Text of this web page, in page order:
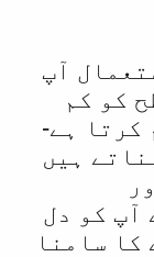
آپ
کو کم
کرتا ہے-
ہیں
آپ کو دل
کا سامنا